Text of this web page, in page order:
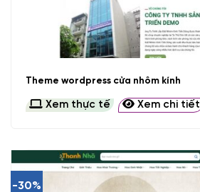
Theme wordpress cửa nhôm kính
Xem thực tế Xem chi tiết
-30%